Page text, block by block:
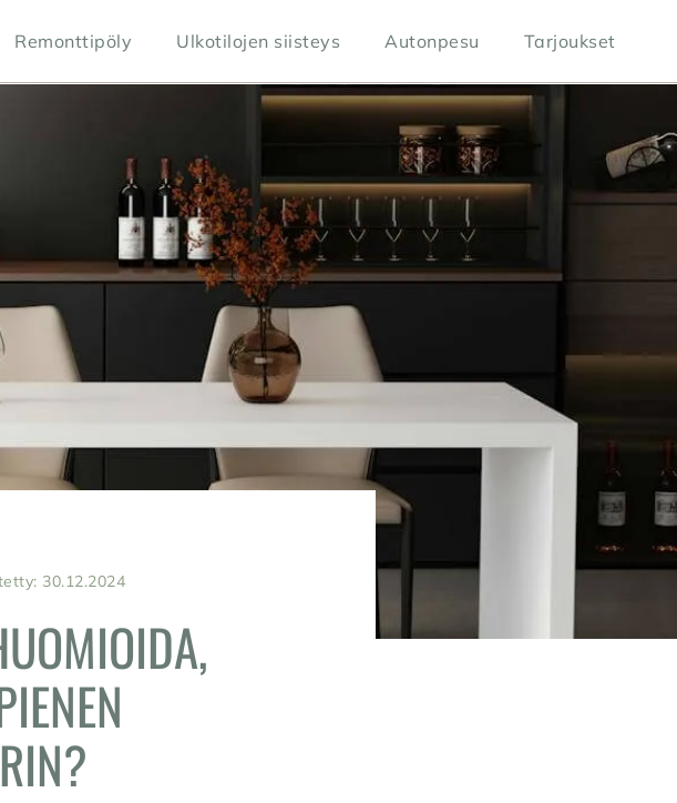
Remonttipöly Ulkotilojen siisteys Autonpesu Tarjoukset
30.12.2024